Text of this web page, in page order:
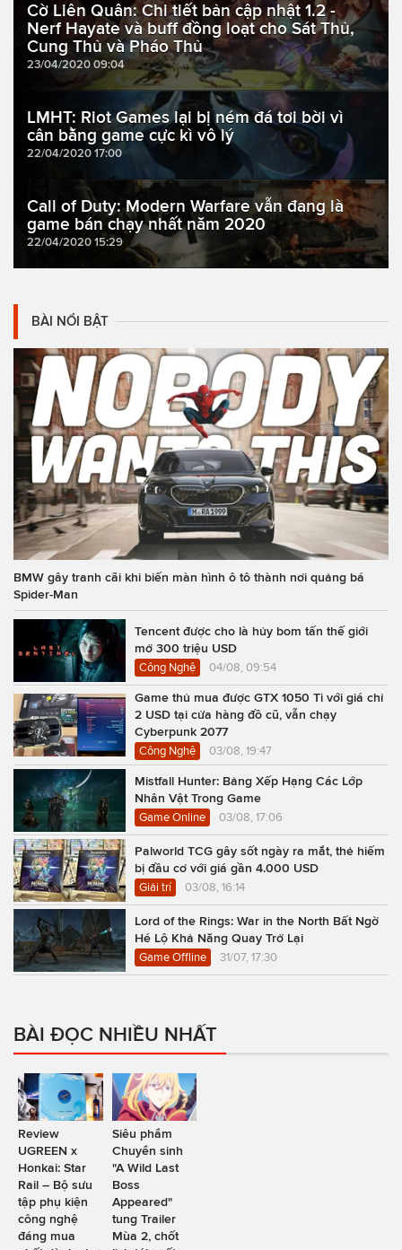
Cờ Liên Quân: Chi tiết bản cập nhật 1.2 -
Nerf Hayate và buff đồng loạt cho Sát Thủ,
Cung Thủ và Pháo Thủ
23/04/2020 09:04
LMHT: Riot Games lại bị ném đá tơi bời vì
cân bằng game cực kì vô lý
22/04/2020 17:00
Call of Duty: Modern Warfare vẫn đang là
game bán chạy nhất năm 2020
22/04/2020 15:29
BÀI NỔI BẬT
BMW gây tranh cãi khi biến màn hình ô tô thành nơi quảng bá
Spider-Man
Tencent được cho là hủy bom tấn thế giới
mở 300 triệu USD
Công Nghệ 04/08, 09:54
Game thủ mua được GTX 1050 Ti với giá chỉ
2 USD tại cửa hàng đồ cũ, vẫn chạy
Cyberpunk 2077
Công Nghệ 03/08, 19:47
Mistfall Hunter: Bảng Xếp Hạng Các Lớp
Nhân Vật Trong Game
Game Online 03/08, 17:06
Palworld TCG gây sốt ngày ra mắt, thẻ hiếm
bị đầu cơ với giá gần 4.000 USD
Giải trí 03/08, 16:14
Lord of the Rings: War in the North Bất Ngờ
Hé Lộ Khả Năng Quay Trở Lại
Game Offline 31/07, 17:30
BÀI ĐỌC NHIỀU NHẤT
Review
UGREEN x
Honkai: Star
Rail – Bộ sưu
tập phụ kiện
công nghệ
đáng mua
Siêu phẩm
Chuyển sinh
"A Wild Last
Boss
Appeared"
tung Trailer
Mùa 2, chốt